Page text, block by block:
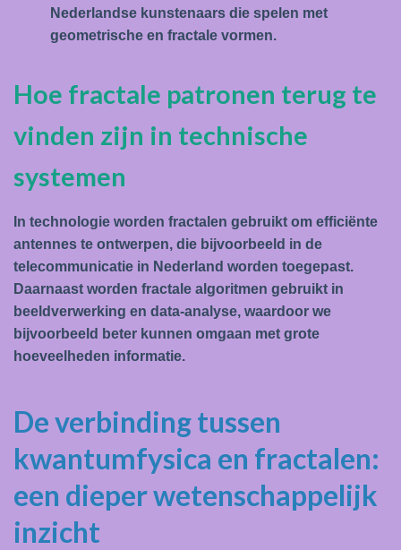
Nederlandse kunstenaars die spelen met
geometrische en fractale vormen.
Hoe fractale patronen terug te
vinden zijn in technische
systemen
In technologie worden fractalen gebruikt om efficiënte
antennes te ontwerpen, die bijvoorbeeld in de
telecommunicatie in Nederland worden toegepast.
Daarnaast worden fractale algoritmen gebruikt in
beeldverwerking en data-analyse, waardoor we
bijvoorbeeld beter kunnen omgaan met grote
hoeveelheden informatie.
De verbinding tussen
kwantumfysica en fractalen:
een dieper wetenschappelijk
inzicht